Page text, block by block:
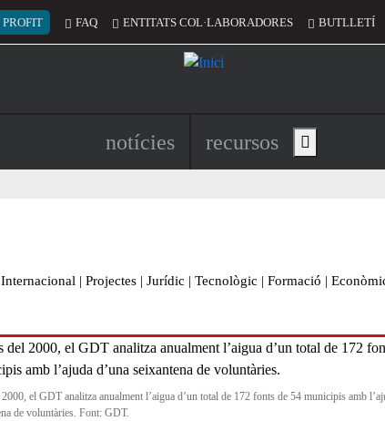
del compte d'usuari
PROFIT FAQ ENTITATS COL·LABORADORES BUTLLETÍ
Navegació principal de
notícies recursos Show main
Internacional | Projectes | Jurídic | Tecnològic | Formació |
el GDT analitza anualment l’aigua d’un total de 172 fonts de 54 municipis amb
de voluntàries. Font: GDT.